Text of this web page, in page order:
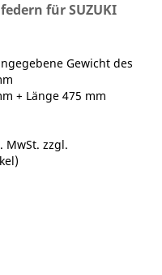
für SUZUKI
Gewicht des
+ Länge 475 mm
MwSt. zzgl.
)